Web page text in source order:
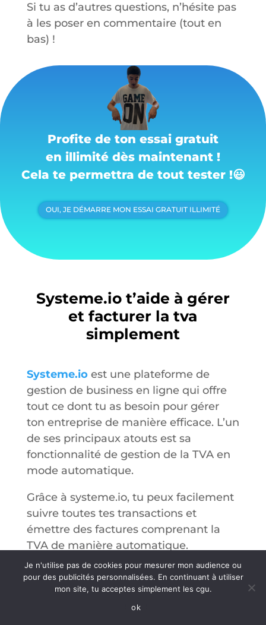
Si tu as d’autres questions, n’hésite pas
à les poser en commentaire (tout en
bas) !
Profite de ton essai gratuit
en illimité dès maintenant !
Cela te permettra de tout tester !😃
OUI, JE DÉMARRE MON ESSAI GRATUIT ILLIMITÉ
Systeme.io t’aide à gérer
et facturer la tva
simplement
Systeme.ioest une plateforme de
gestion de business en ligne qui offre
tout ce dont tu as besoin pour gérer
ton entreprise de manière efficace. L’un
de ses principaux atouts est sa
fonctionnalité de gestion de la TVA en
mode automatique.
Grâce à systeme.io, tu peux facilement
suivre toutes tes transactions et
émettre des factures comprenant la
TVA de manière automatique.
Quels sont les avantages
de l’utilisation de
Je n'utilise pas de cookies pour mesurer mon audience ou
pour des publicités personnalisées. En continuant à utiliser
mon site, tu acceptes simplement les cgu.
ok